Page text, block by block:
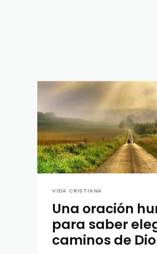
VIDA CRISTIANA
Una oración
para saber
caminos de